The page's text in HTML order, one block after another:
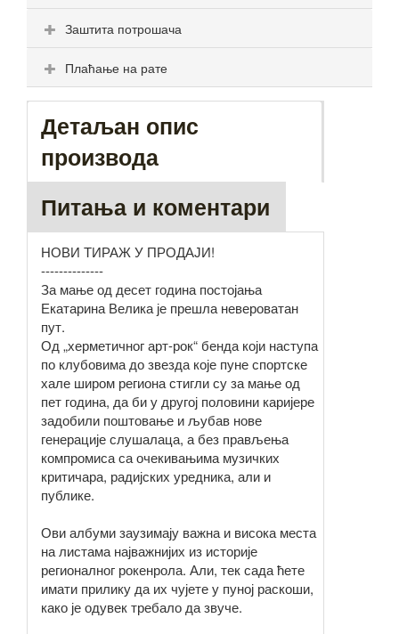
Заштита потрошача
Плаћање на рате
Детаљан опис
производа
Питања и коментари
НОВИ ТИРАЖ У ПРОДАЈИ!
--------------
За мање од десет година постојања
Екатарина Велика је прешла невероватан
пут.
Од „херметичног арт-рок“ бенда који наступа
по клубовима до звезда које пуне спортске
хале широм региона стигли су за мање од
пет година, да би у другој половини каријере
задобили поштовање и љубав нове
генерације слушалаца, а без прављења
компромиса са очекивањима музичких
критичара, радијских уредника, али и
публике.
Ови албуми заузимају важна и висока места
на листама најважнијих из историје
регионалног рокенрола. Али, тек сада ћете
имати прилику да их чујете у пуној раскоши,
како је одувек требало да звуче.